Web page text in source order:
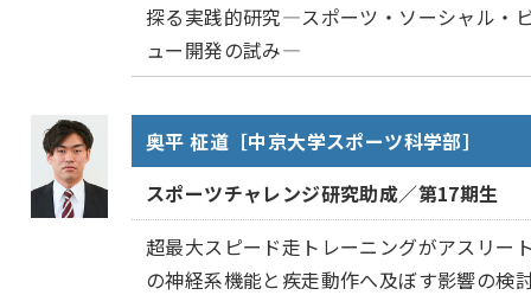
探る実践的研究―スポーツ・ソーシャル・
ュー開発の試み―
奥平 柾道［中京大学スポーツ科学部］
スポーツチャレンジ研究助成／第17期生
超最大スピード走トレーニングがアスリー
の神経系機能と疾走動作へ及ぼす影響の検